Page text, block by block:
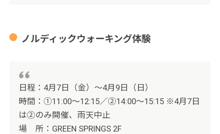
ノルディックウォーキング体験
日程：4月7日（金）～4月9日（日）
時間：①11:00〜12:15／②14:00〜15:15 ※4月7日
は②のみ開催、雨天中止
場 所：GREEN SPRINGS 2F